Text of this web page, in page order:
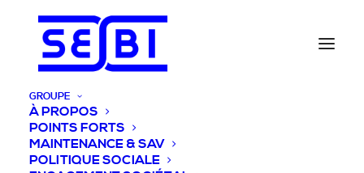
GROUPE
À PROPOS
POINTS FORTS
MAINTENANCE & SAV
POLITIQUE SOCIALE